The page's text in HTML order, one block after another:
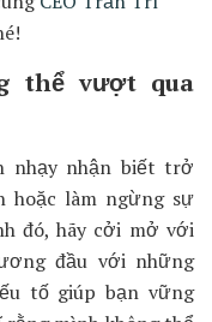
thể vượt qua
nhạy nhận biết trở
hoặc làm ngừng sự
đó, hãy cởi mở với
đầu với những
tố giúp bạn vững